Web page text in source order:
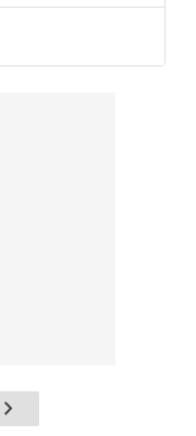
Pagina